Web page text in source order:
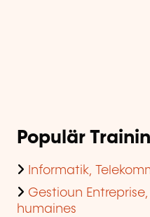
Populär
Informatik,
Gestioun Entreprise,
humaines